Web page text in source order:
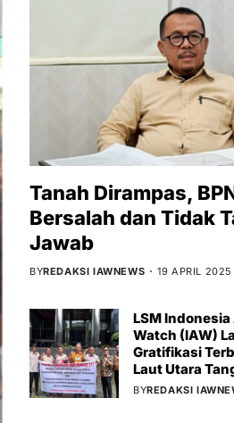
Tanah Dirampas,
Bersalah dan Tidak
Jawab
BYREDAKSI IAWNEWS 19 APRIL 2025
LSM
Watch (IAW)
Gratifikasi
Laut Utara
BYREDAKSI